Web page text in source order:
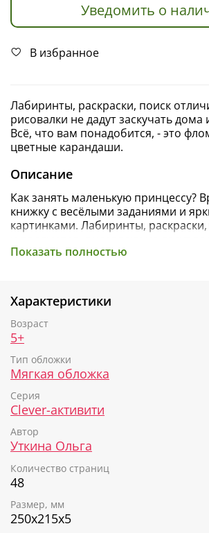
Уведомить о
В избранное
Лабиринты, раскраски, поиск
рисовалки не дадут заскучать дома
Всё, что вам понадобится, - это
цветные карандаши.
Описание
Как занять маленькую принцессу?
книжку с весёлыми заданиями и
картинками. Лабиринты,
или в дороге. Всё, что вам
Показать полностью
Характеристики
Возраст
5+
Тип обложки
Мягкая обложка
Серия
Clever-активити
Автор
Уткина Ольга
Количество страниц
48
Размер, мм
250х215х5